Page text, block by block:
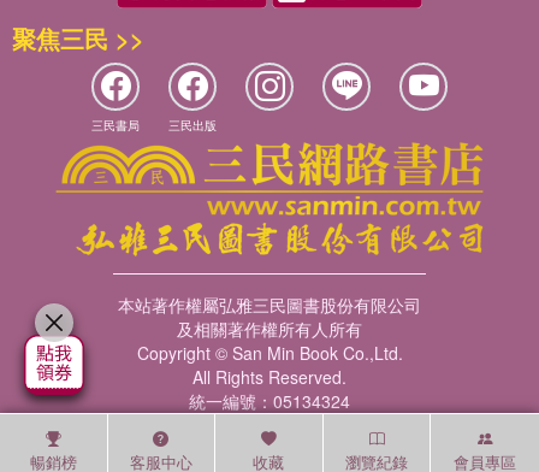
暢銷榜 客服中心 收藏 瀏覽紀錄 會員專區
聚焦三民 >>
三民書局 三民出版
本站著作權屬弘雅三民圖書股份有限公司
及相關著作權所有人所有
Copyright © San Min Book Co.,Ltd.
All Rights Reserved.
統一編號：05134324